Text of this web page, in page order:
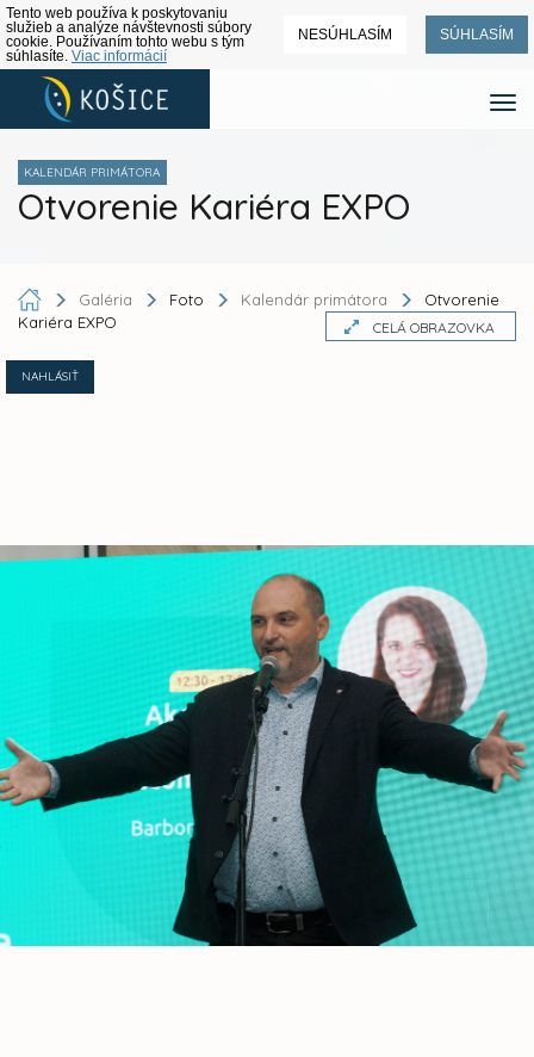
Tento web používa k poskytovaniu
služieb a analýze návštevnosti súbory
cookie. Používaním tohto webu s tým
súhlasíte. Viac informácií
NESÚHLASÍM SÚHLASÍM
KALENDÁR PRIMÁTORA
Otvorenie Kariéra EXPO
Galéria Foto Kalendár primátora
Otvorenie
Kariéra EXPO
CELÁ OBRAZOVKA
NAHLÁSIŤ